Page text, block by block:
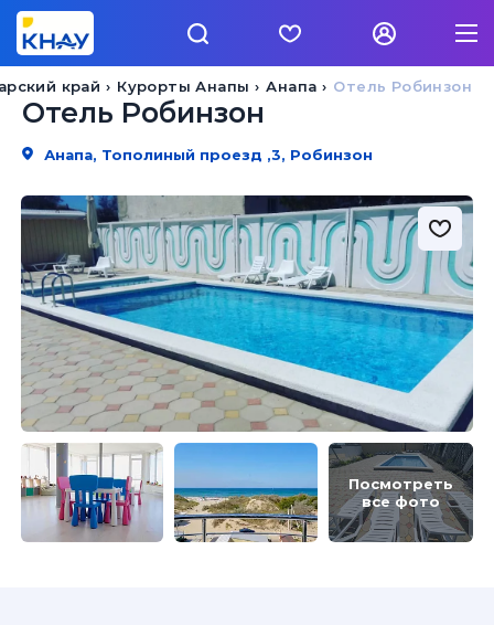
Отель Робинзон
Анапа
Курорты Анапы
край
Отель Робинзон
Анапа, Тополиный проезд ,3, Робинзон
Посмотреть
все фото